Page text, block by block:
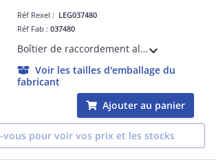
Réf Rexel : LEG037480
Réf Fab :037480
Boîtier de raccordement aluminium ou cuivre 120mm² 300A maximum - raccordement arrivée : 16mm² à 120mm² aluminium ou 16mm² à 120mm² cuivre et départ : 16mm² à 70mm² cuivre - boîtier IP2X - livré avec barreau de couplage cuivre
Voir les tailles d'emballage du
fabricant
Ajouter au panier
vous pour voir vos prix et les stocks